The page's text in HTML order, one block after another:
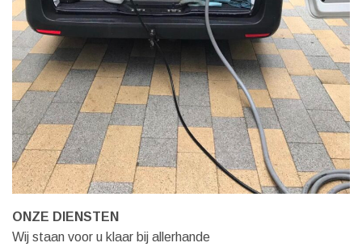
ONZE DIENSTEN
Wij staan voor u klaar bij allerhande